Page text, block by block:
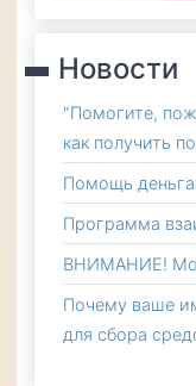
Новости
"Помогите,
как получить
Помощь
Программа
ВНИМАНИЕ!
Почему ваше
для сбора